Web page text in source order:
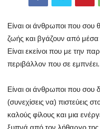
Eίναι οι άνθρωποι που σου
ζωής και βγάζουν από
Είναι εκείνοι που με την
περιβάλλον που σε εμπνέει.
Είναι οι άνθρωποι που σου
(συνεχίσεις να) πιστεύεις
καλούς φίλους και μια